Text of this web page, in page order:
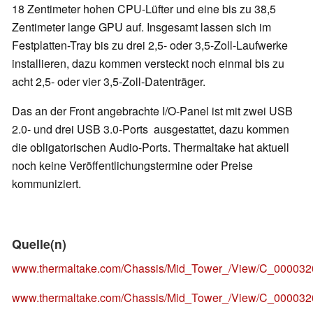
18 Zentimeter hohen CPU-Lüfter und eine bis zu 38,5
Zentimeter lange GPU auf. Insgesamt lassen sich im
Festplatten-Tray bis zu drei 2,5- oder 3,5-Zoll-Laufwerke
installieren, dazu kommen versteckt noch einmal bis zu
acht 2,5- oder vier 3,5-Zoll-Datenträger.
Das an der Front angebrachte I/O-Panel ist mit zwei USB
2.0- und drei USB 3.0-Ports ausgestattet, dazu kommen
die obligatorischen Audio-Ports. Thermaltake hat aktuell
noch keine Veröffentlichungstermine oder Preise
kommuniziert.
Quelle(n)
www.thermaltake.com/Chassis/Mid_Tower_/View/
www.thermaltake.com/Chassis/Mid_Tower_/View/